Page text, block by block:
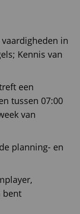
in
Kennis van
een
tussen 07:00
van
planning- en
bent